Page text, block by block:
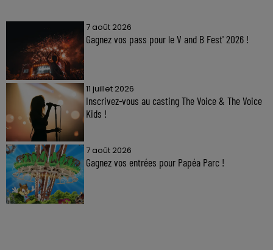
7 août 2026
Gagnez vos pass pour le V and B Fest' 2026 !
11 juillet 2026
Inscrivez-vous au casting The Voice & The Voice
Kids !
7 août 2026
Gagnez vos entrées pour Papéa Parc !